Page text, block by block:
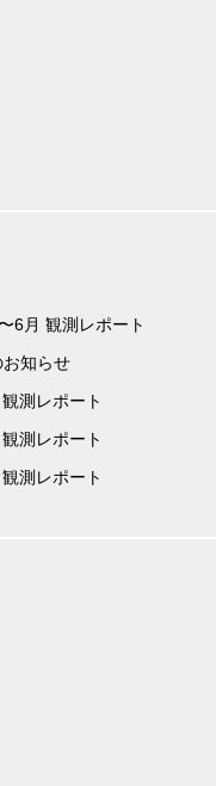
6月 観測レポート
知らせ
測レポート
測レポート
測レポート